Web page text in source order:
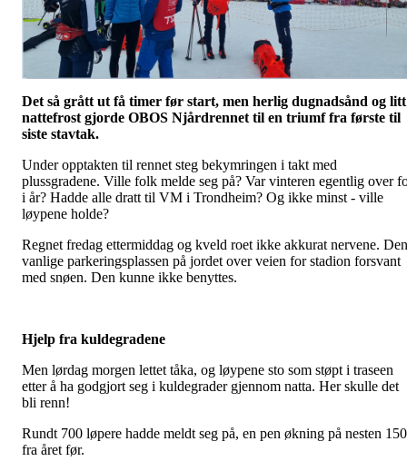
Det så grått ut få timer før start, men herlig dugnadsånd og litt
nattefrost gjorde OBOS Njårdrennet til en triumf fra første til
siste stavtak.
Under opptakten til rennet steg bekymringen i takt med
plussgradene. Ville folk melde seg på? Var vinteren egentlig over
i år? Hadde alle dratt til VM i Trondheim? Og ikke minst - ville
løypene holde?
Regnet fredag ettermiddag og kveld roet ikke akkurat nervene. Den
vanlige parkeringsplassen på jordet over veien for stadion forsvant
med snøen. Den kunne ikke benyttes.
Hjelp fra kuldegradene
Men lørdag morgen lettet tåka, og løypene sto som støpt i traseen
etter å ha godgjort seg i kuldegrader gjennom natta. Her skulle det
bli renn!
Rundt 700 løpere hadde meldt seg på, en pen økning på nesten 150
fra året før.